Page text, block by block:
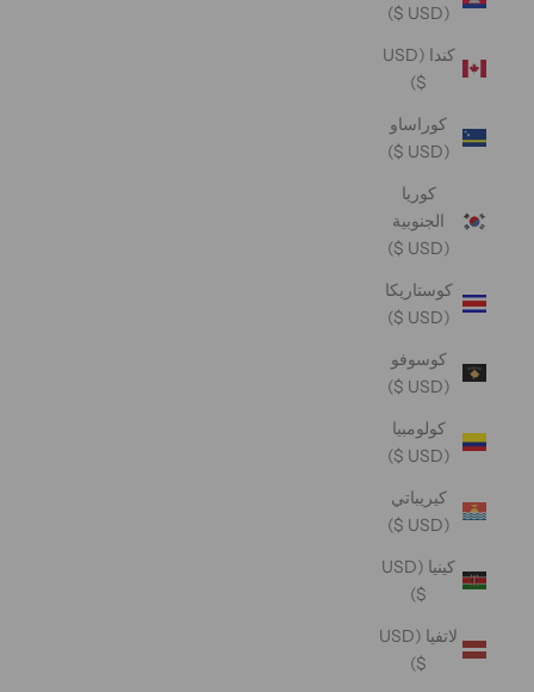
(USD $)
كندا (USD
$)
كوراساو
(USD $)
كوريا
الجنوبية
(USD $)
كوستاريكا
(USD $)
كوسوفو
(USD $)
كولومبيا
(USD $)
كيريباتي
(USD $)
كينيا (USD
$)
لاتفيا (USD
$)